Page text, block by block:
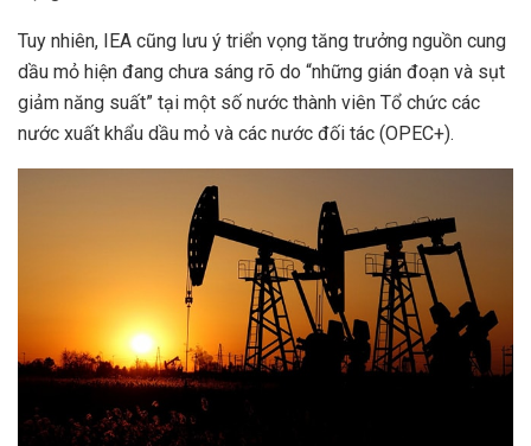
Tuy nhiên, IEA cũng lưu ý triển vọng tăng trưởng nguồn cung
dầu mỏ hiện đang chưa sáng rõ do “những gián đoạn và sụt
giảm năng suất” tại một số nước thành viên Tổ chức các
nước xuất khẩu dầu mỏ và các nước đối tác (OPEC+).